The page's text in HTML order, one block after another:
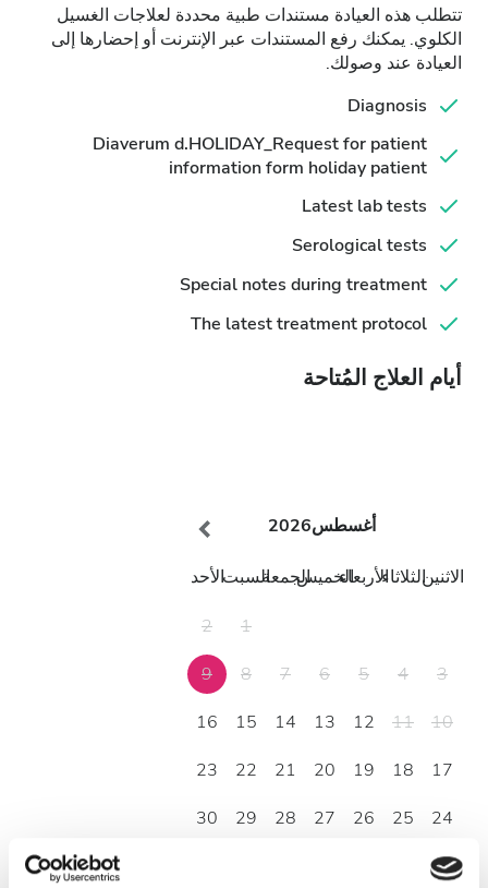
تتطلب هذه العيادة مستندات طبية محددة لعلاجات الغسيل
الكلوي. يمكنك رفع المستندات عبر الإنترنت أو إحضارها إلى
العيادة عند وصولك.
Diagnosis
Diaverum d.HOLIDAY_Request for patient
information form holiday patient
Latest lab tests
Serological tests
Special notes during treatment
The latest treatment protocol
أيام العلاج المُتاحة
أغسطس2026
الاثنينالثلاثاءالأربعاءالخميسالجمعةالسبتالأحد
1
2
3
4
5
6
7
8
9
10
11
12
13
14
15
16
17
18
19
20
21
22
23
24
25
26
27
28
29
30
31